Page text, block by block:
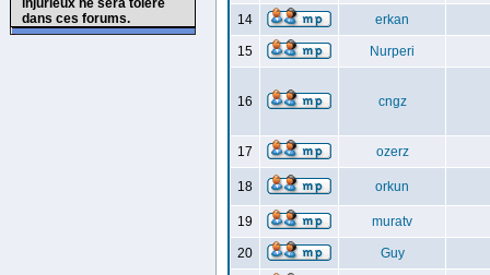
injurieux ne sera toléré
dans ces forums.
14 erkan
15 Nurperi
16 cngz
17 ozerz
18 orkun
19 muratv
20 Guy